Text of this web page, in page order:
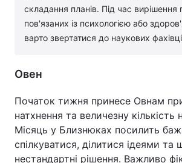
складання планів. Під час вирішення
пов'язаних із психологією або
варто звертатися до наукових
Овен
Початок тижня принесе Овнам
натхнення та величезну
Місяць у Близнюках посилить
спілкуватися, ділитися ідеями та
нестандартні рішення. Важливо